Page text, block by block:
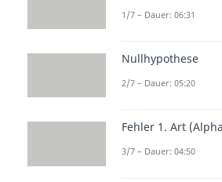
bedeutet, du
logistische
wenn die
paarwenige,
ein kategoriales
der Ausgang
bei der man nur
1/7 – Dauer: 06:31
Nullhypothese
2/7 – Dauer: 05:20
Fehler 1. Art
3/7 – Dauer: 04:50